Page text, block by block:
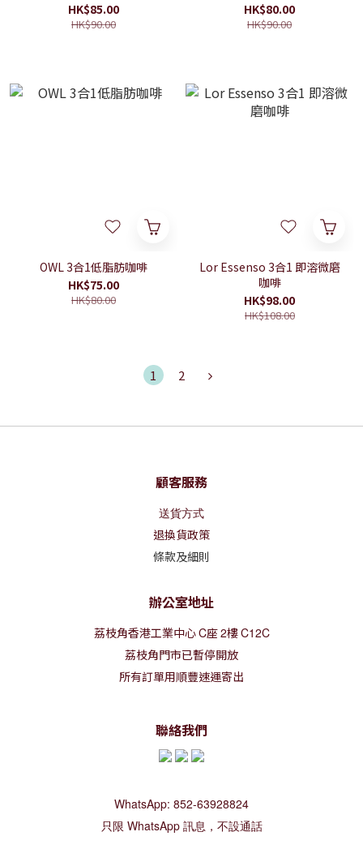
HK$85.00
HK$90.00
HK$80.00
HK$90.00
OWL 3合1低脂肪咖啡
HK$75.00
HK$80.00
Lor Essenso 3合1 即溶微磨
咖啡
HK$98.00
HK$108.00
1 2
顧客服務
送貨方式
退換貨政策
條款及細則
辦公室地址
荔枝角香港工業中心C座2樓C12C
荔枝角門市已暫停開放
所有訂單用順豐速運寄出
聯絡我們
WhatsApp: 852-63928824
只限 WhatsApp 訊息，不設通話